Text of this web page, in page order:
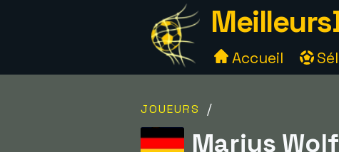
Accueil
JOUEURS /
Marius